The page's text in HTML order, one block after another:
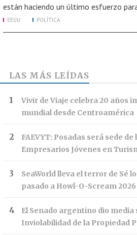
están haciendo un último esfuerzo
EEUU POLÍTICA
LAS MÁS LEÍDAS
Vivir de Viaje celebra 20 años
mundial desde Centroamérica
FAEVYT: Posadas será sede
Empresarios Jóvenes en
SeaWorld lleva el terror de Sé
pasado a Howl-O-Scream 2026
El Senado argentino dio media
Inviolabilidad de la Propiedad